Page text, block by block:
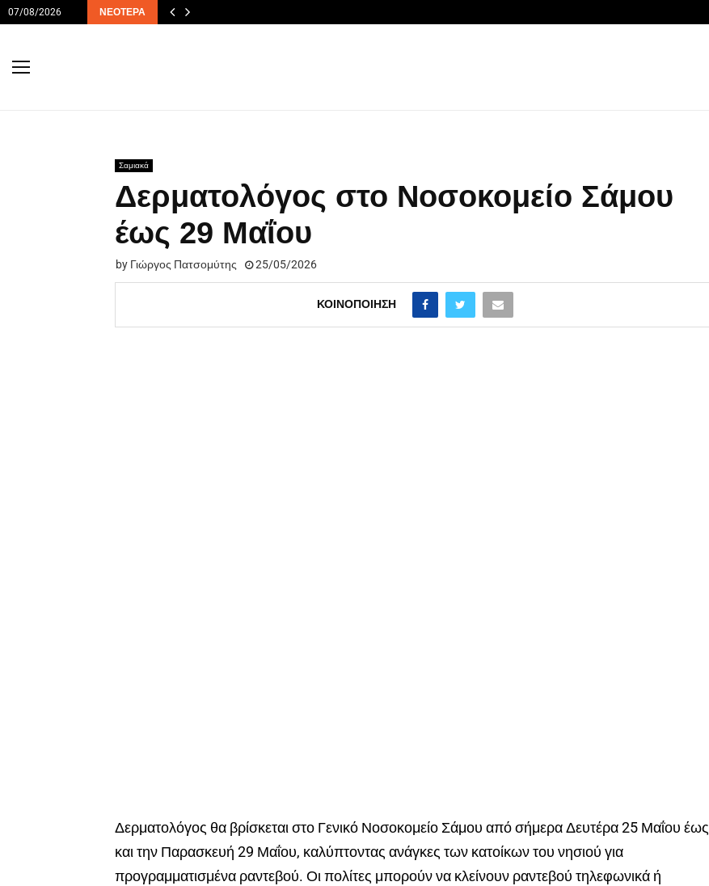
07/08/2026 ΝΕΌΤΕΡΑ
Σαμιακά
Δερματολόγος στο Νοσοκομείο Σάμου
έως 29 Μαΐου
by Γιώργος Πατσομύτης 25/05/2026
ΚΟΙΝΟΠΟΊΗΣΗ
Δερματολόγος θα βρίσκεται στο Γενικό Νοσοκομείο Σάμου από σήμερα Δευτέρα 25 Μαΐου έως
και την Παρασκευή 29 Μαΐου, καλύπτοντας ανάγκες των κατοίκων του νησιού για
προγραμματισμένα ραντεβού. Οι πολίτες μπορούν να κλείνουν ραντεβού τηλεφωνικά ή